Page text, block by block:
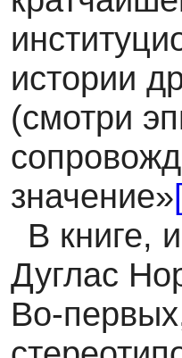
истории
(смотри
значение»
В книге,
Дуглас
Во-